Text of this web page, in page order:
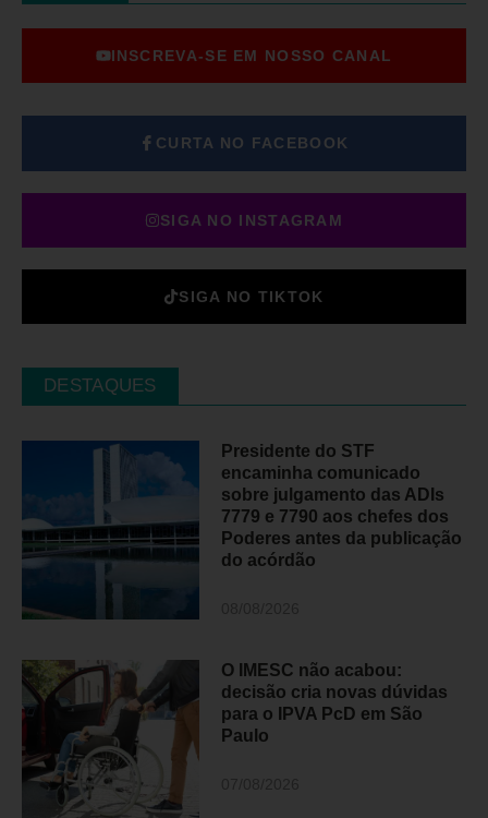
INSCREVA-SE EM NOSSO CANAL
CURTA NO FACEBOOK
SIGA NO INSTAGRAM
SIGA NO TIKTOK
DESTAQUES
Presidente do STF
encaminha comunicado
sobre julgamento das ADIs
7779 e 7790 aos chefes dos
Poderes antes da publicação
do acórdão
O IMESC não acabou:
decisão cria novas dúvidas
para o IPVA PcD em São
Paulo